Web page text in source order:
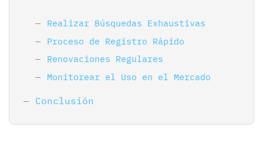
Realizar Búsquedas Exhaustivas
Proceso de Registro Rápido
Renovaciones Regulares
Monitorear el Uso en el Mercado
Conclusión